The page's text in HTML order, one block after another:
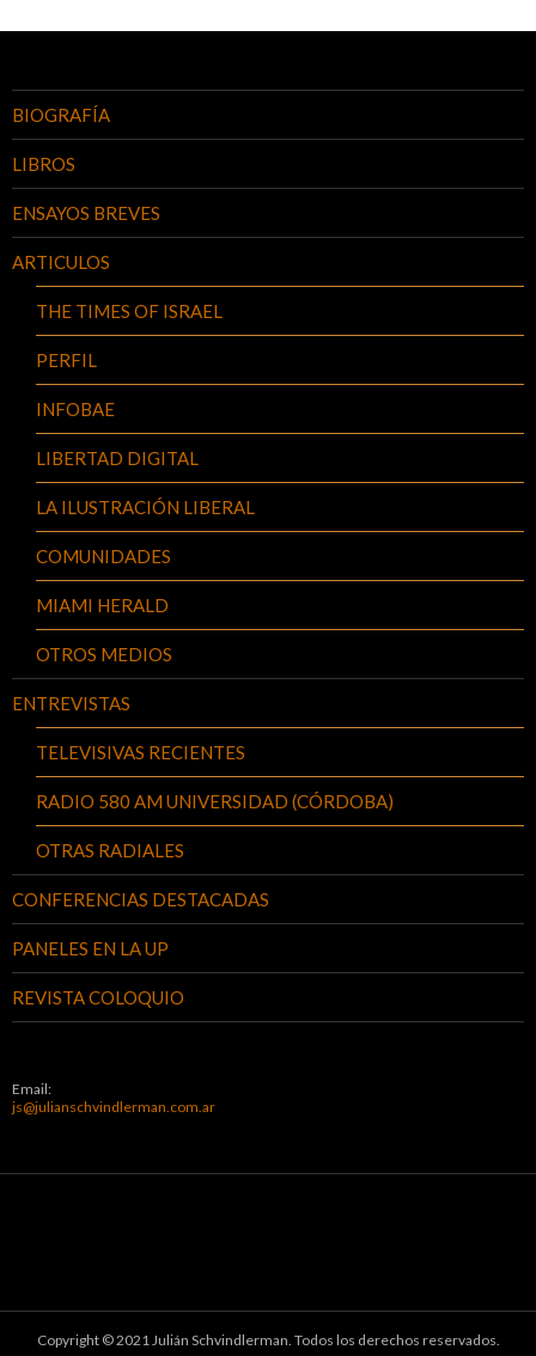
BIOGRAFÍA
LIBROS
ENSAYOS BREVES
ARTICULOS
THE TIMES OF ISRAEL
PERFIL
INFOBAE
LIBERTAD DIGITAL
LA ILUSTRACIÓN LIBERAL
COMUNIDADES
MIAMI HERALD
OTROS MEDIOS
ENTREVISTAS
TELEVISIVAS RECIENTES
RADIO 580 AM UNIVERSIDAD (CÓRDOBA)
OTRAS RADIALES
CONFERENCIAS DESTACADAS
PANELES EN LA UP
REVISTA COLOQUIO
Email:
js@julianschvindlerman.com.ar
Copyright © 2021 Julián Schvindlerman. Todos los derechos reservados.